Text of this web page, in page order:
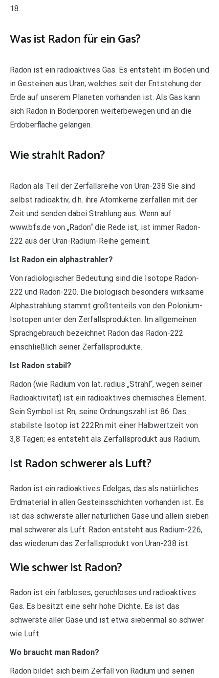
18.
Was ist Radon für ein Gas?
Radon ist ein radioaktives Gas. Es entsteht im Boden und
in Gesteinen aus Uran, welches seit der Entstehung der
Erde auf unserem Planeten vorhanden ist. Als Gas kann
sich Radon in Bodenporen weiterbewegen und an die
Erdoberfläche gelangen.
Wie strahlt Radon?
Radon als Teil der Zerfallsreihe von Uran-238 Sie sind
selbst radioaktiv, d.h. ihre Atomkerne zerfallen mit der
Zeit und senden dabei Strahlung aus. Wenn auf
www.bfs.de von „Radon“ die Rede ist, ist immer Radon-
222 aus der Uran-Radium-Reihe gemeint.
Ist Radon ein alphastrahler?
Von radiologischer Bedeutung sind die Isotope Radon-
222 und Radon-220. Die biologisch besonders wirksame
Alphastrahlung stammt größtenteils von den Polonium-
Isotopen unter den Zerfallsprodukten. Im allgemeinen
Sprachgebrauch bezeichnet Radon das Radon-222
einschließlich seiner Zerfallsprodukte.
Ist Radon stabil?
Radon (wie Radium von lat. radius „Strahl“, wegen seiner
Radioaktivität) ist ein radioaktives chemisches Element.
Sein Symbol ist Rn, seine Ordnungszahl ist 86. Das
stabilste Isotop ist 222Rn mit einer Halbwertzeit von
3,8 Tagen; es entsteht als Zerfallsprodukt aus Radium.
Ist Radon schwerer als Luft?
Radon ist ein radioaktives Edelgas, das als natürliches
Erdmaterial in allen Gesteinsschichten vorhanden ist. Es
ist das schwerste aller natürlichen Gase und allein sieben
mal schwerer als Luft. Radon entsteht aus Radium-226,
das wiederum das Zerfallsprodukt von Uran-238 ist.
Wie schwer ist Radon?
Radon ist ein farbloses, geruchloses und radioaktives
Gas. Es besitzt eine sehr hohe Dichte. Es ist das
schwerste aller Gase und ist etwa siebenmal so schwer
wie Luft.
Wo braucht man Radon?
Radon bildet sich beim Zerfall von Radium und seinen